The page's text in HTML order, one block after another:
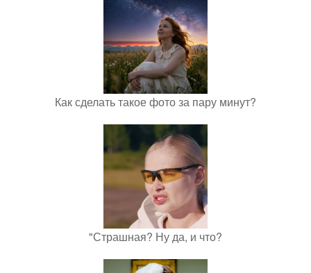
Как сделать такое фото за пару минут?
"Страшная? Ну да, и что?